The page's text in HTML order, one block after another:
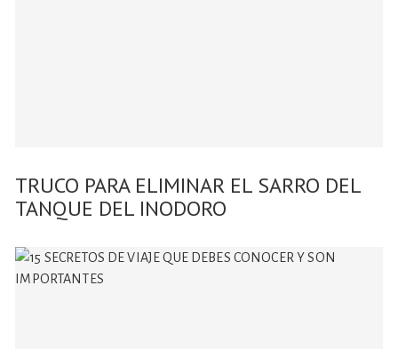
TRUCO PARA ELIMINAR EL SARRO DEL
TANQUE DEL INODORO